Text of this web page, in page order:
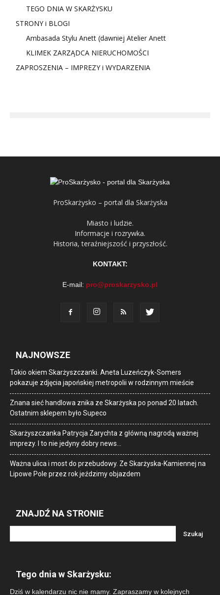
TEGO DNIA W SKARŻYSKU
STRONY i BLOGI
Ambasada Stylu Anett (dawniej Atelier Anett
KLIMEK ZARZĄDCA NIERUCHOMOŚCI
ZAPROSZENIA – IMPREZY i WYDARZENIA
ProSkarżysko – portal dla Skarżyska
Miasto i ludzie.
Informacje i rozrywka.
Historia, teraźniejszość i przyszłość.
KONTAKT:
E-mail: pro@proskarzysko.pl
NAJNOWSZE
Tokio okiem Skarżyszczanki. Aneta Luzeńczyk-Somers
pokazuje zdjęcia japońskiej metropolii w rodzinnym mieście
Znana sieć handlowa znika ze Skarżyska po ponad 20 latach.
Ostatnim sklepem było Supeco
Skarżyszczanka Patrycja Zarychta z główną nagrodą ważnej
imprezy. I to nie jedyny dobry news…
Ważna ulica i most do przebudowy. Ze Skarżyska-Kamiennej na
Lipowe Pole przez rok jeździmy objazdem
ZNAJDŹ NA STRONIE
Tego dnia w Skarżysku:
Dziś w kalendarzu nic nie mamy. Zapraszamy w kolejnych